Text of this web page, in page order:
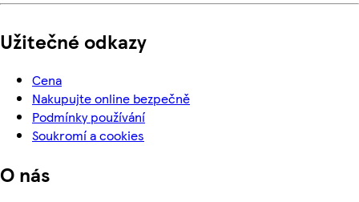
Užitečné odkazy
Cena
Nakupujte online bezpečně
Podmínky používání
Soukromí a cookies
O nás